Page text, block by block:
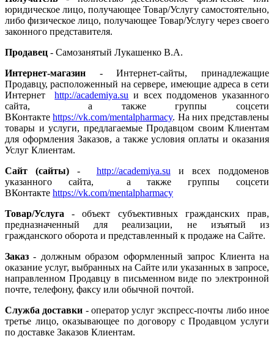
юридическое лицо, получающее Товар/Услугу самостоятельно,
либо физическое лицо, получающее Товар/Услугу через своего
законного представителя.
Продавец - Самозанятый Лукашенко В.А.
Интернет-магазин - Интернет-сайты, принадлежащие
Продавцу, расположенный на сервере, имеющие адреса в сети
Интернетhttp://academiya.su и всех поддоменов указанного
сайта, а также группы соцсети
ВКонтактеhttps://vk.com/mentalpharmacy. На них представлены
товары и услуги, предлагаемые Продавцом своим Клиентам
для оформления Заказов, а также условия оплаты и оказания
Услуг Клиентам.
Сайт (сайты) - http://academiya.su и всех поддоменов
указанного сайта, а также группы соцсети
ВКонтакте https://vk.com/mentalpharmacy
Товар/Услуга - объект субъективных гражданских прав,
предназначенный для реализации, не изъятый из
гражданского оборота и представленный к продаже на Сайте.
Заказ - должным образом оформленный запрос Клиента на
оказание услуг, выбранных на Сайте или указанных в запросе,
направленном Продавцу в письменном виде по электронной
почте, телефону, факсу или обычной почтой.
Служба доставки - оператор услуг экспресс-почты либо иное
третье лицо, оказывающее по договору с Продавцом услуги
по доставке Заказов Клиентам.